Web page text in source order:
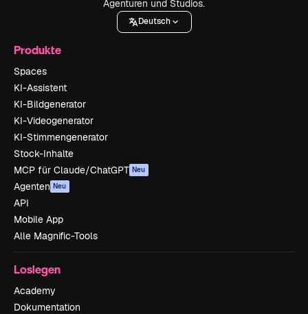
Agenturen und Studios.
Deutsch
Produkte
Spaces
KI-Assistent
KI-Bildgenerator
KI-Videogenerator
KI-Stimmengenerator
Stock-Inhalte
MCP für Claude/ChatGPT Neu
Agenten Neu
API
Mobile App
Alle Magnific-Tools
Loslegen
Academy
Dokumentation